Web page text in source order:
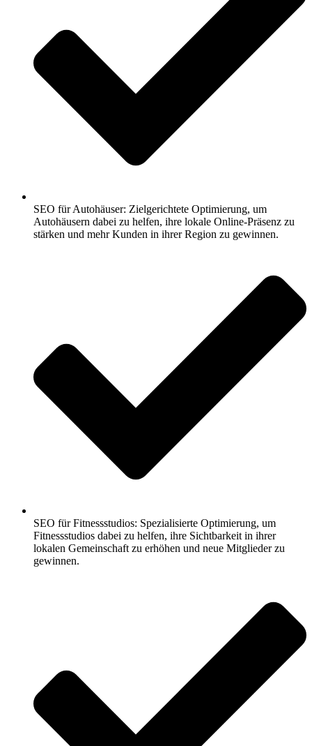
SEO für Autohäuser: Zielgerichtete Optimierung, um
Autohäusern dabei zu helfen, ihre lokale Online-Präsenz zu
stärken und mehr Kunden in ihrer Region zu gewinnen.
SEO für Fitnessstudios: Spezialisierte Optimierung, um
Fitnessstudios dabei zu helfen, ihre Sichtbarkeit in ihrer
lokalen Gemeinschaft zu erhöhen und neue Mitglieder zu
gewinnen.